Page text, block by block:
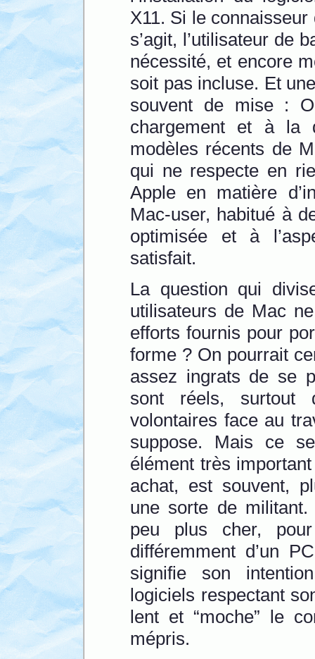
X11. Si le
s’agit, l’utilisateur de
nécessité, et encore
soit pas incluse. Et
souvent de mise :
chargement et à la
modèles récents de
qui ne respecte en
Apple en matière
Mac-user, habitué à
optimisée et à
satisfait.
La question qui
utilisateurs de Mac
efforts fournis pour
forme ? On pourrait
assez ingrats de se
sont réels,
volontaires face au
suppose. Mais ce
élément très
achat, est souvent,
une sorte de
peu plus cher,
différemment d’un
signifie son
logiciels respectant
lent et “moche” le
mépris.